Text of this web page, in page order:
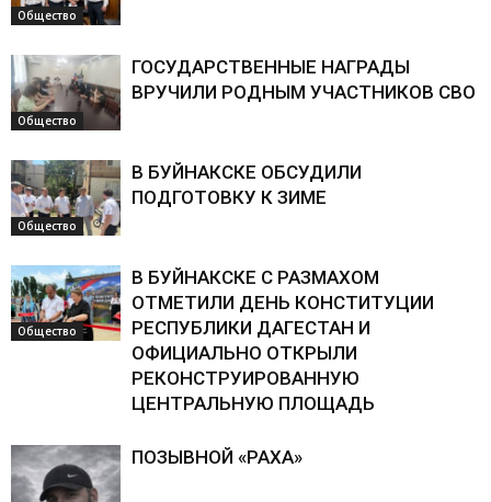
Общество
Общество
ГОСУДАРСТВЕННЫЕ НАГРАДЫ
ВРУЧИЛИ РОДНЫМ УЧАСТНИКОВ СВО
Общество
В БУЙНАКСКЕ ОБСУДИЛИ
ПОДГОТОВКУ К ЗИМЕ
Общество
В БУЙНАКСКЕ С РАЗМАХОМ
ОТМЕТИЛИ ДЕНЬ КОНСТИТУЦИИ
РЕСПУБЛИКИ ДАГЕСТАН И
ОФИЦИАЛЬНО ОТКРЫЛИ
РЕКОНСТРУИРОВАННУЮ
ЦЕНТРАЛЬНУЮ ПЛОЩАДЬ
ПОЗЫВНОЙ «РАХА»